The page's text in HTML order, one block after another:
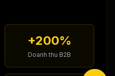
+200%
Doanh thu B2B